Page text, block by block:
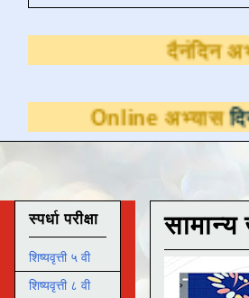
अभ्यासदिनांक 31 मार्च
सामान्य
स्पर्धा परीक्षा
शिष्यवृत्ती ५ वी
शिष्यवृत्ती ८ वी